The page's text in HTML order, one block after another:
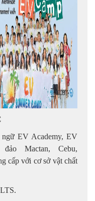
EV Academy, EV
Mactan, Cebu,
cấp với cơ sở vật chất